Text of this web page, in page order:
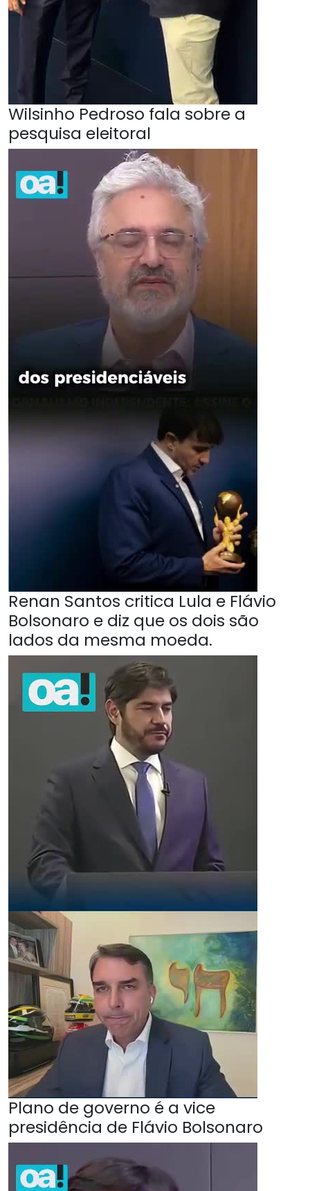
Wilsinho Pedroso fala sobre a
pesquisa eleitoral
Renan Santos critica Lula e Flávio
Bolsonaro e diz que os dois são
lados da mesma moeda.
Plano de governo é a vice
presidência de Flávio Bolsonaro